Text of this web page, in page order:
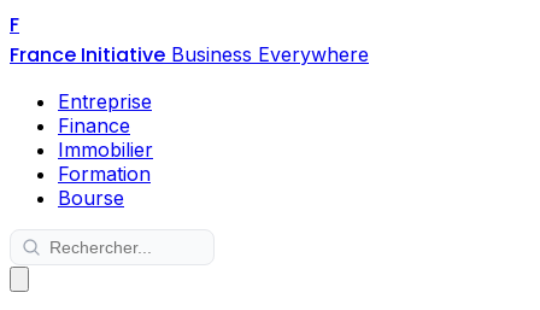
F
France Initiative Business Everywhere
Entreprise
Finance
Immobilier
Formation
Bourse